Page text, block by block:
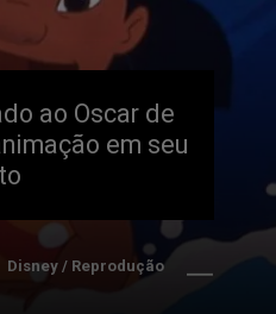
ao Oscar de
em seu
Disney / Reprodução